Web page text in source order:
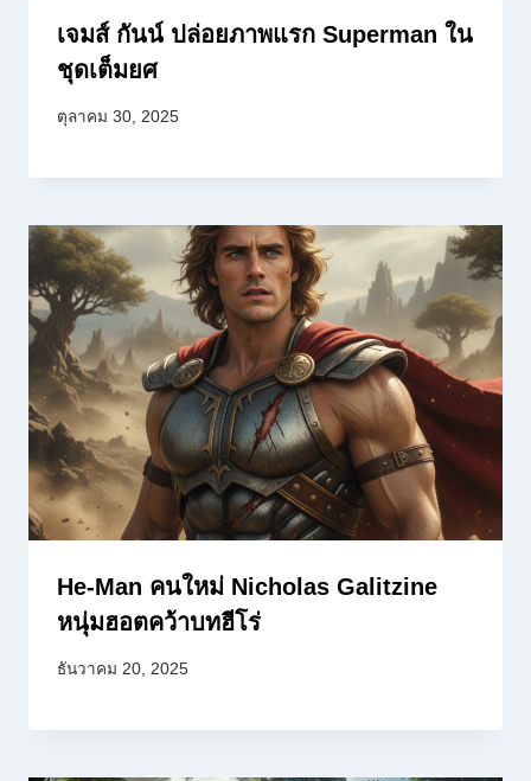
เจมส์ กันน์ ปล่อยภาพแรก Superman ใน
ชุดเต็มยศ
ตุลาคม 30, 2025
He-Man คนใหม่ Nicholas Galitzine
หนุ่มฮอตคว้าบทฮีโร่
ธันวาคม 20, 2025